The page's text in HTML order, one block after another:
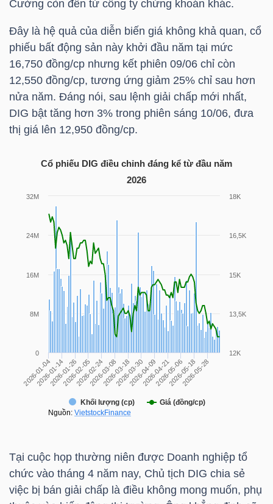
Cường còn đến từ công ty chứng khoán khác.
Đây là hệ quả của diễn biến giá không khả quan, cổ
phiếu bất động sản này khởi đầu năm tại mức
16,750 đồng/cp nhưng kết phiên 09/06 chỉ còn
12,550 đồng/cp, tương ứng giảm 25% chỉ sau hơn
nửa năm. Đáng nói, sau lệnh giải chấp mới nhất,
DIG bật tăng hơn 3% trong phiên sáng 10/06, đưa
thị giá lên 12,950 đồng/cp.
Cổ phiếu DIG điều chỉnh đáng kể từ đầu năm
2026
Tại cuộc họp thường niên được Doanh nghiệp tổ
chức vào tháng 4 năm nay, Chủ tịch DIG chia sẻ
việc bị bán giải chấp là điều không mong muốn, phụ
ĐÔNG
DƯƠNG
TÀI
CHÍNH
CÁ
VIETSTOCKFINANCE
VĨ
NGHIỆP